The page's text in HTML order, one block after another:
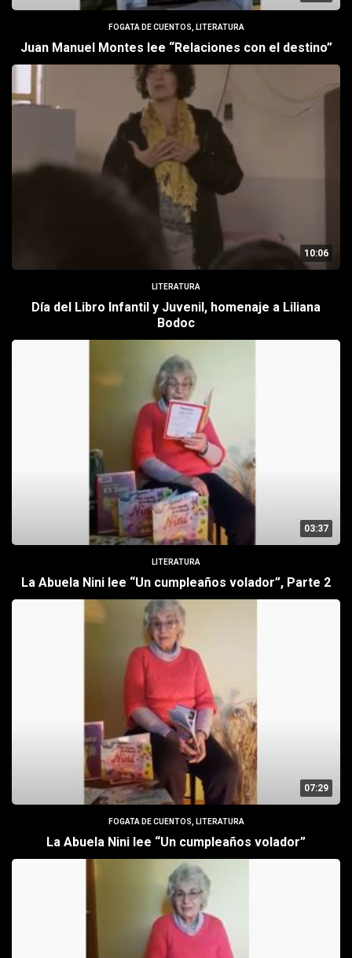
FOGATA DE CUENTOS LITERATURA
Juan Manuel Montes lee “Relaciones con el destino”
10:06
LITERATURA
Día del Libro Infantil y Juvenil, homenaje a Liliana
Bodoc
03:37
LITERATURA
La Abuela Nini lee “Un cumpleaños volador”, Parte 2
07:29
FOGATA DE CUENTOS, LITERATURA
La Abuela Nini lee “Un cumpleaños volador”